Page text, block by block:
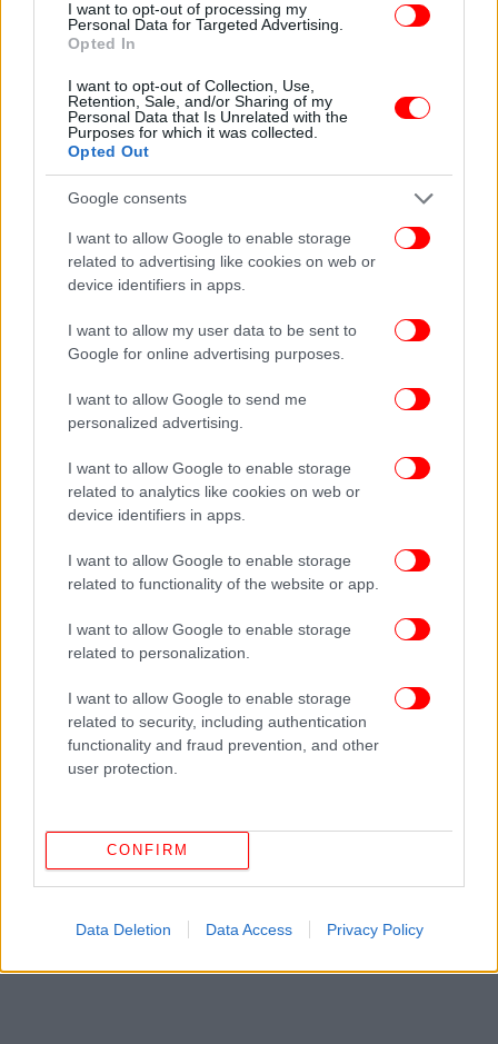
I want to opt-out of processing my
Personal Data for Targeted Advertising.
Opted In
I want to opt-out of Collection, Use,
Retention, Sale, and/or Sharing of my
Personal Data that Is Unrelated with the
Purposes for which it was collected.
Opted Out
Google consents
I want to allow Google to enable storage
related to advertising like cookies on web or
device identifiers in apps.
I want to allow my user data to be sent to
Google for online advertising purposes.
I want to allow Google to send me
personalized advertising.
I want to allow Google to enable storage
related to analytics like cookies on web or
device identifiers in apps.
I want to allow Google to enable storage
related to functionality of the website or app.
I want to allow Google to enable storage
related to personalization.
I want to allow Google to enable storage
related to security, including authentication
functionality and fraud prevention, and other
user protection.
CONFIRM
Data Deletion Data Access Privacy Policy
ΠΕΡΙΣΣΟΤΕΡΑ ΒΙΝΤΕΟ
Ακολουθήστε το στο Google News
και μάθετε
πρώτοι όλες τις ειδήσεις
ΔΙΑΒΑΣΤΕ ΠΕΡΙΣΣΟΤΕΡΑ ΈΓΚΛΗΜΑ ΘΆΝΑΤΟΣ ΚΑΤΕΡΊΝΗ